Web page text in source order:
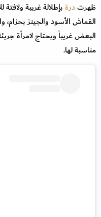
ظهرتدرةبإطلالة غريبة
القماش الأسود والجينز بحزام،
البعض غريباً ويحتاج لامرأة
مناسبة لها.